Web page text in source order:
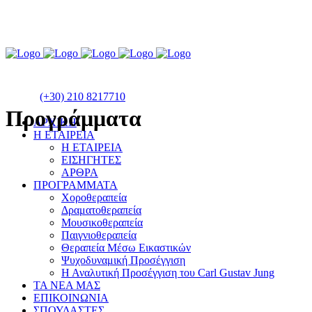
(+30) 210 8217710
ΑΡΧΙΚΗ
Η ΕΤΑΙΡΕΙΑ
Η ΕΤΑΙΡΕΙΑ
ΕΙΣΗΓΗΤΕΣ
ΑΡΘΡΑ
ΠΡΟΓΡΑΜΜΑΤΑ
Χοροθεραπεία
Δραματοθεραπεία
Μουσικοθεραπεία
Παιγνιοθεραπεία
Θεραπεία Μέσω Εικαστικών
Ψυχοδυναμική Προσέγγιση
Η Αναλυτική Προσέγγιση του Carl Gustav Jung
ΤΑ ΝΕΑ ΜΑΣ
ΕΠΙΚΟΙΝΩΝΙΑ
Προγράμματα